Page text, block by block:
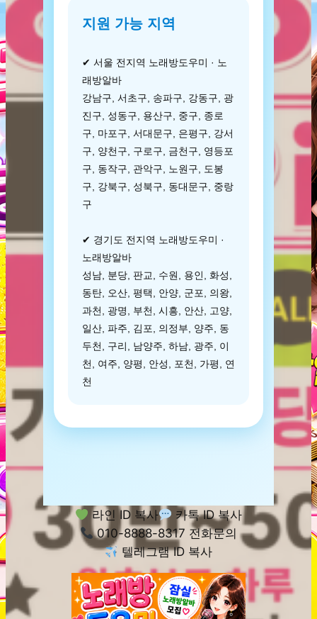
지원 가능 지역
✔ 서울 전지역 노래방도우미 · 노
래방알바
강남구, 서초구, 송파구, 강동구, 광
진구, 성동구, 용산구, 중구, 종로
구, 마포구, 서대문구, 은평구, 강서
구, 양천구, 구로구, 금천구, 영등포
구, 동작구, 관악구, 노원구, 도봉
구, 강북구, 성북구, 동대문구, 중랑
구
✔ 경기도 전지역 노래방도우미 ·
노래방알바
성남, 분당, 판교, 수원, 용인, 화성,
동탄, 오산, 평택, 안양, 군포, 의왕,
과천, 광명, 부천, 시흥, 안산, 고양,
일산, 파주, 김포, 의정부, 양주, 동
두천, 구리, 남양주, 하남, 광주, 이
천, 여주, 양평, 안성, 포천, 가평, 연
천
라인 ID 복사
카톡 ID 복사
010-8888-8317 전화문의
텔레그램 ID 복사